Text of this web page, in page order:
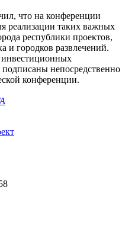
что на конференции
реализации таких важных
республики проектов,
и городков развлечений.
инвестиционных
непосредственно
конференции.